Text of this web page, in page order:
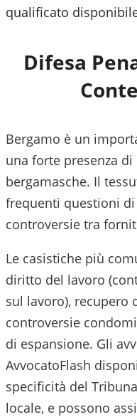
qualificato
Difesa
Bergamo è un
una forte presenza
bergamasche. Il
frequenti questioni
controversie tra
Le casistiche più
diritto del lavoro
sul lavoro), recupero
controversie
di espansione. Gli
AvvocatoFlash
specificità del
locale, e possono